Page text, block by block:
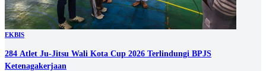
EKBIS
284 Atlet Ju-Jitsu Wali Kota Cup 2026 Terlindungi BPJS
Ketenagakerjaan